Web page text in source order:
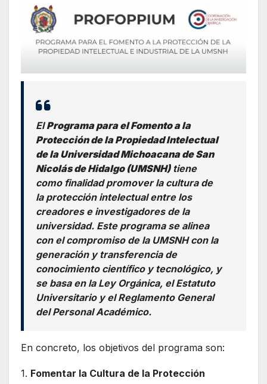
ElPrograma para el Fomento a la
Protección de la Propiedad Intelectual
de la Universidad Michoacana de San
Nicolás de Hidalgo (UMSNH)tiene
como finalidad promover la cultura de
la protección intelectual entre los
creadores e investigadores de la
universidad. Este programa se alinea
con el compromiso de la UMSNH con la
generación y transferencia de
conocimiento científico y tecnológico, y
se basa en la Ley Orgánica, el Estatuto
Universitario y el Reglamento General
del Personal Académico.
En concreto, los objetivos del programa son:
1. Fomentar la Cultura de la Protección